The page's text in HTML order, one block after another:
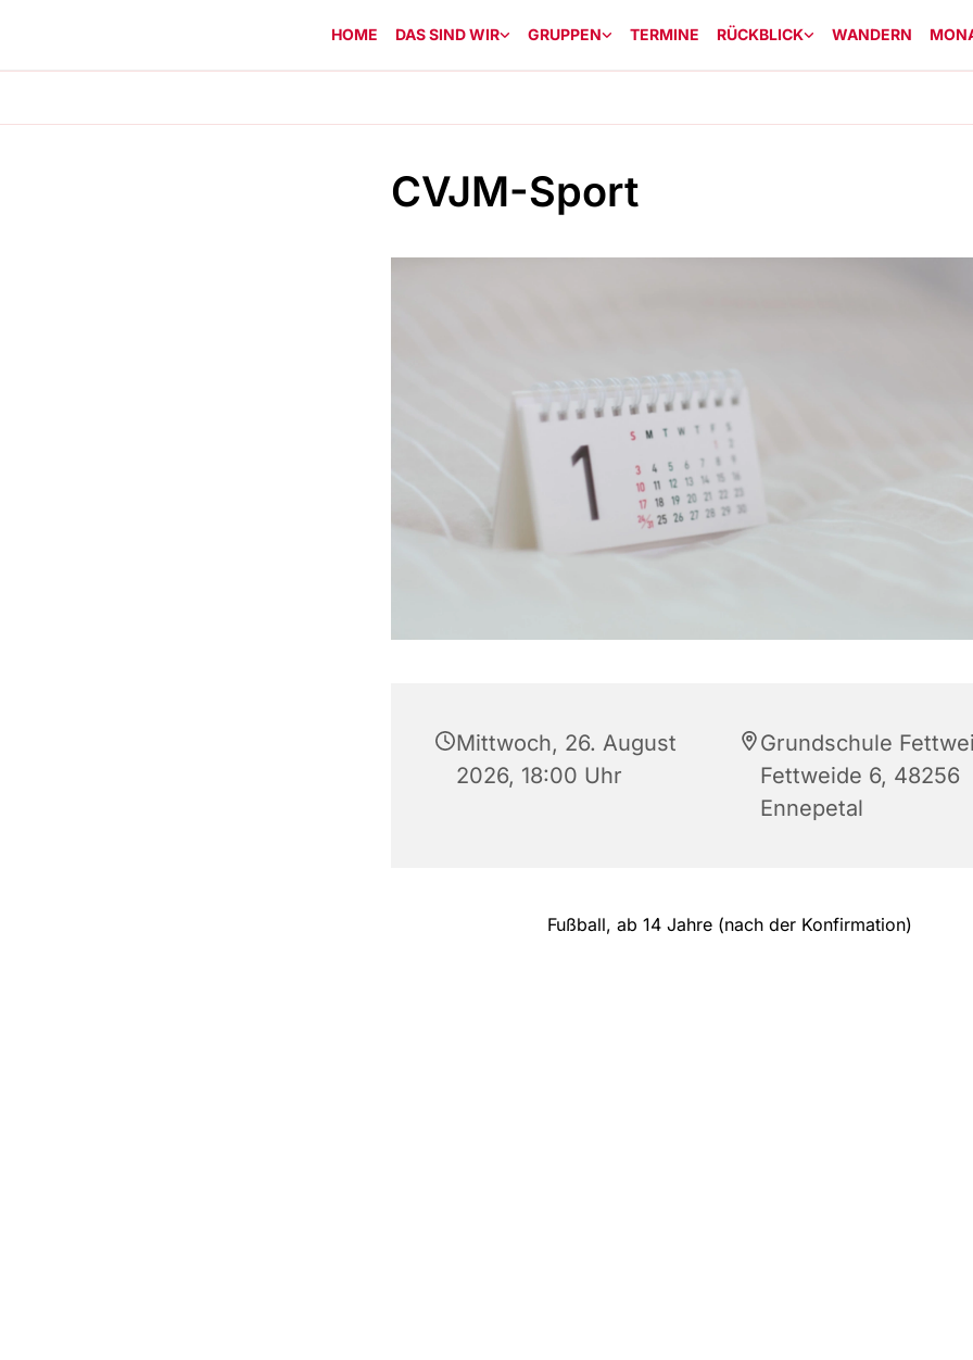
HOME DAS SIND WIR GRUPPEN TERMINE RÜCKBLICK WANDERN
CVJM-Sport
Mittwoch, 26. August
2026, 18:00 Uhr
Grundschule
Fettweide 6, 48256
Ennepetal
Fußball, ab 14 Jahre (nach der Konfirmation)